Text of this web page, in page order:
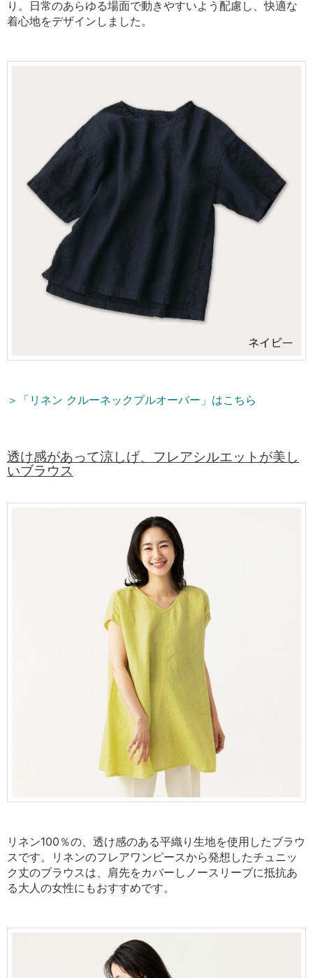
り。 日常のあらゆる場面で動きやすいよう配慮し、快適な
着心地をデザインしました。
＞「リネン クルーネックプルオーバー」はこちら
透け感があって涼しげ、フレアシルエットが美し
いブラウス
リネン100％の、透け感のある平織り生地を使用したブラウ
スです。リネンのフレアワンピースから発想したチュニッ
ク丈のブラウスは、肩先をカバーしノースリーブに抵抗あ
る大人の女性にもおすすめです。